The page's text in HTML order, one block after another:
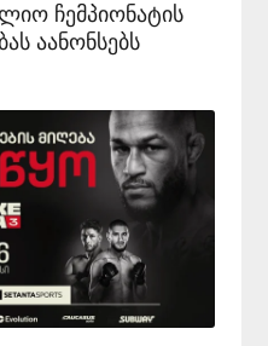
ჩემპიონატის
აანონსებს